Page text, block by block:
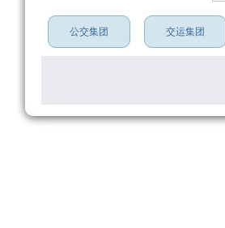
公交集团 交运集团